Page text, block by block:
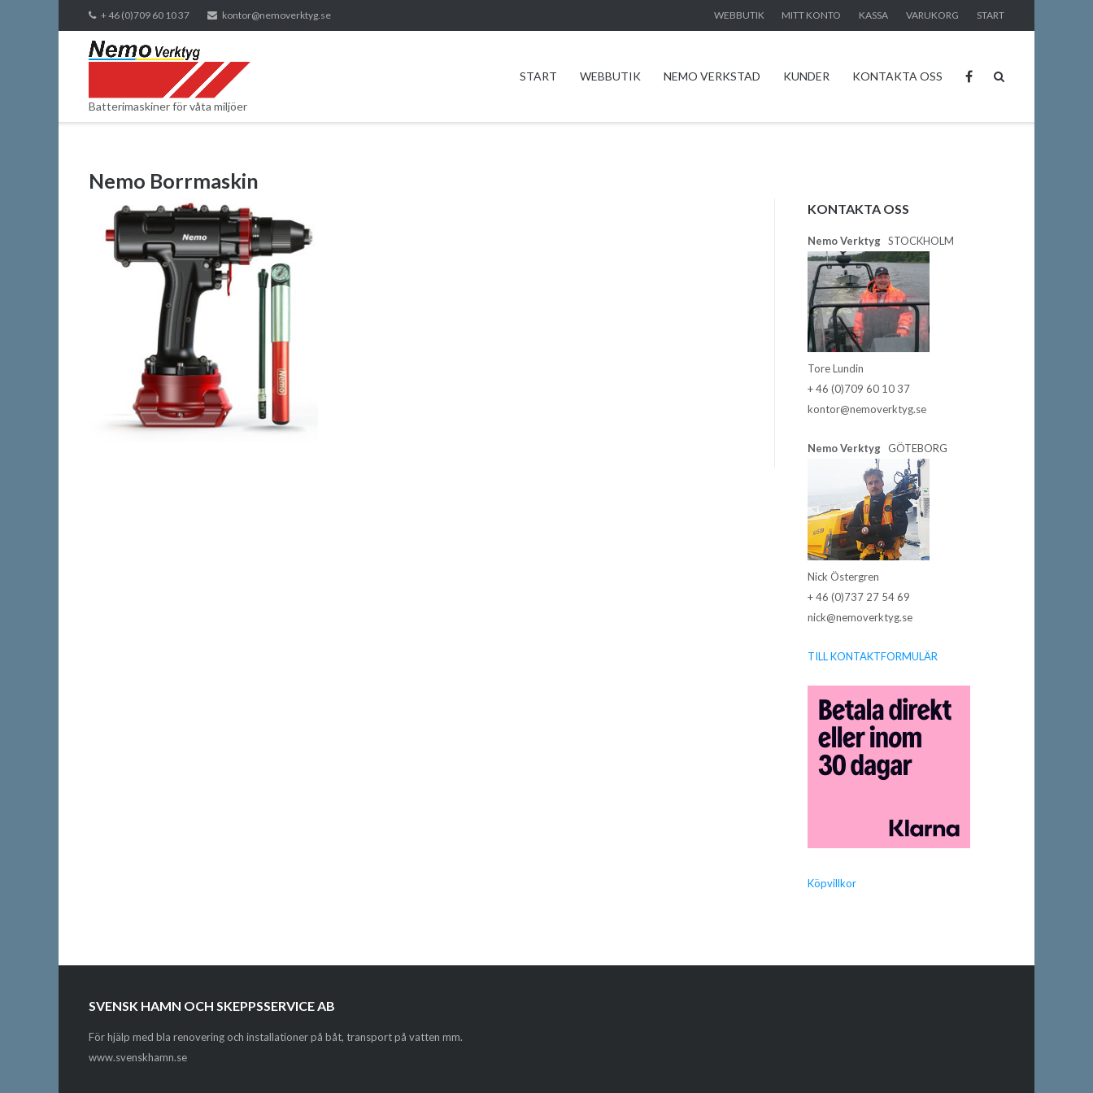
to
content
+ 46 (0)709 60 10 37 kontor@nemoverktyg.se WEBBUTIK MITT KONTO KASSA VARUKORG START
Batterimaskiner för våta miljöer
START WEBBUTIK NEMO VERKSTAD KUNDER KONTAKTA OSS
Nemo Borrmaskin
KONTAKTA OSS
Nemo Verktyg STOCKHOLM
Tore Lundin
+ 46 (0)709 60 10 37
kontor@nemoverktyg.se
Nemo VerktygGÖTEBORG
Nick Östergren
+ 46 (0)737 27 54 69
nick@nemoverktyg.se
TILL KONTAKTFORMULÄR
Köpvillkor
SVENSK HAMN OCH SKEPPSSERVICE AB
För hjälp med bla renovering och installationer på båt, transport på vatten mm.
www.svenskhamn.se